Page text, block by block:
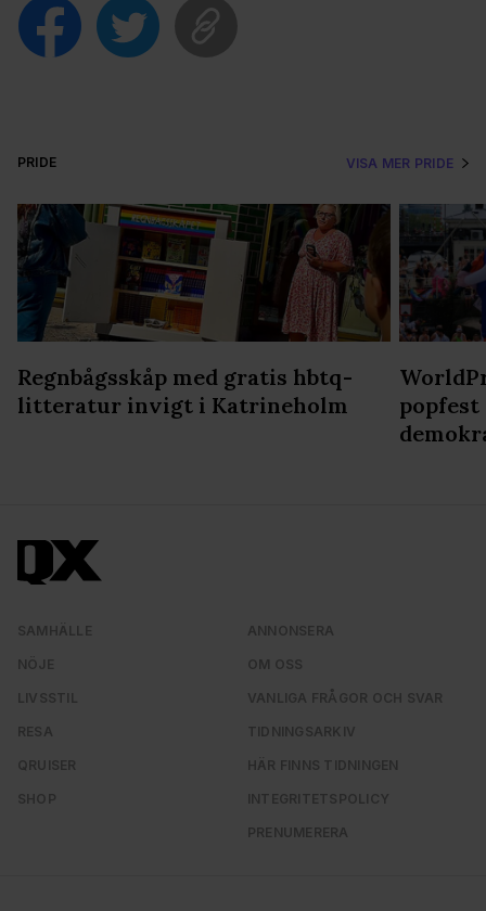
PRIDE VISA MER PRIDE
Regnbågsskåp med gratis hbtq-
litteratur invigt i Katrineholm
SAMHÄLLE
NÖJE
LIVSSTIL
RESA
QRUISER
SHOP
ANNONSERA
OM OSS
VANLIGA FRÅGOR OCH SVAR
TIDNINGSARKIV
HÄR FINNS TIDNINGEN
INTEGRITETSPOLICY
PRENUMERERA